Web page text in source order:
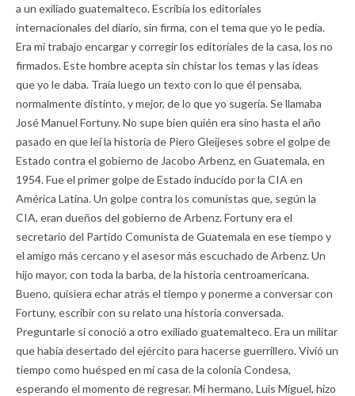
a un exiliado guatemalteco. Escribía los editoriales
internacionales del diario, sin firma, con el tema que yo le pedía.
Era mi trabajo encargar y corregir los editoriales de la casa, los no
firmados. Este hombre acepta sin chistar los temas y las ideas
que yo le daba. Traía luego un texto con lo que él pensaba,
normalmente distinto, y mejor, de lo que yo sugería. Se llamaba
José Manuel Fortuny. No supe bien quién era sino hasta el año
pasado en que leí la historia de Piero Gleijeses sobre el golpe de
Estado contra el gobierno de Jacobo Arbenz, en Guatemala, en
1954. Fue el primer golpe de Estado inducido por la CIA en
América Latina. Un golpe contra los comunistas que, según la
CIA, eran dueños del gobierno de Arbenz. Fortuny era el
secretario del Partido Comunista de Guatemala en ese tiempo y
el amigo más cercano y el asesor más escuchado de Arbenz. Un
hijo mayor, con toda la barba, de la historia centroamericana.
Bueno, quisiera echar atrás el tiempo y ponerme a conversar con
Fortuny, escribir con su relato una historia conversada.
Preguntarle si conoció a otro exiliado guatemalteco. Era un militar
que había desertado del ejército para hacerse guerrillero. Vivió un
tiempo como huésped en mi casa de la colonia Condesa,
esperando el momento de regresar. Mi hermano, Luis Miguel, hizo